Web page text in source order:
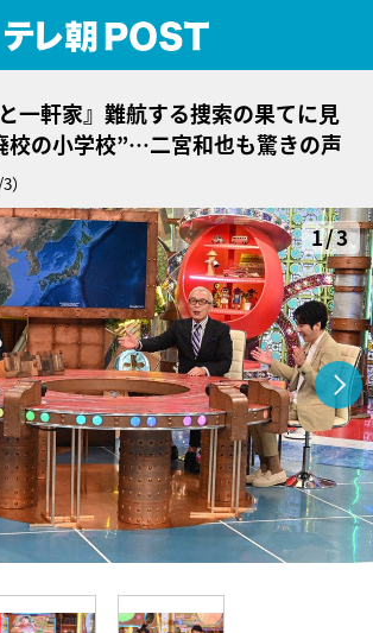
一軒家』難航する捜索の果てに見
校の小学校”…二宮和也も驚きの声
1/3